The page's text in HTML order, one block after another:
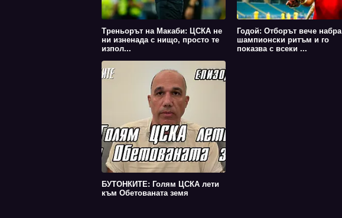
Треньорът на Макаби: ЦСКА не
ни изненада с нищо, просто те
изпол...
Годой: Отборът вече набра
шампионски ритъм и го
показва с всеки ...
БУТОНКИТЕ: Голям ЦСКА лети
към Обетованата земя